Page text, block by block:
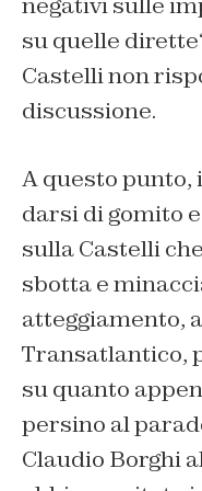
negativi sulle
su quelle
Castelli non
discussione.
A questo
darsi di gomito
sulla Castelli
sbotta e
atteggiamento,
Transatlantico,
su quanto
persino al
Claudio Borghi